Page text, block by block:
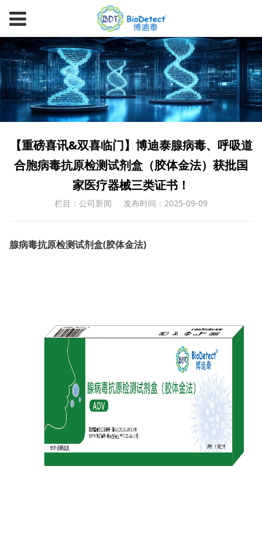
【重磅喜讯&双喜临门】博迪泰腺病毒、呼吸道
合胞病毒抗原检测试剂盒（胶体金法）获批国
家医疗器械三类证书！
栏目：公司新闻 发布时间：2025-09-09
腺病毒抗原检测试剂盒(胶体金法)